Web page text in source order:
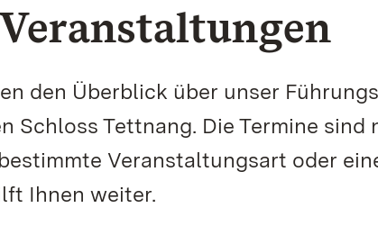
den Überblick über unser
Schloss Tettnang. Die Termine sind
Veranstaltungsart oder
Ihnen weiter.